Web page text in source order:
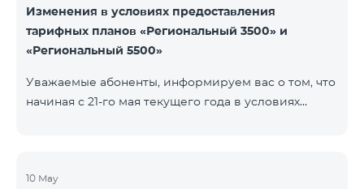
Изменения в условиях предоставления
тарифных планов «Региональный 3500» и
«Региональный 5500»
Уважаемые абоненты, информируем вас о том, что
начиная с 21-го мая текущего года в условиях
изменен наблюдательный период — 15 дней
10 May